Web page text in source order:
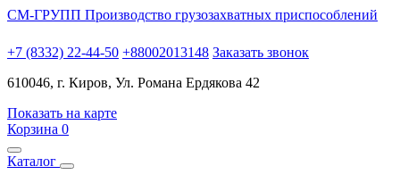
СМ-ГРУПП Производство грузозахватных приспособлений
+7 (8332) 22-44-50 +88002013148 Заказать звонок
610046, г. Киров, Ул. Романа Ердякова 42
Показать на карте
Корзина 0
Каталог